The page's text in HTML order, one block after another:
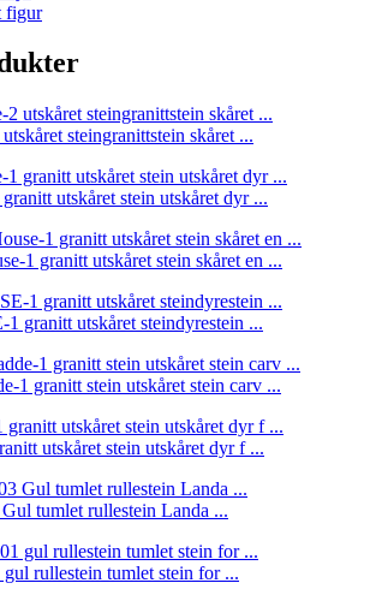
figur
steingranittstein skåret ...
utskåret stein utskåret dyr ...
1 granitt utskåret stein skåret en ...
1 granitt utskåret steindyrestein ...
1 granitt stein utskåret stein carv ...
utskåret stein utskåret dyr f ...
tumlet rullestein Landa ...
rullestein tumlet stein for ...